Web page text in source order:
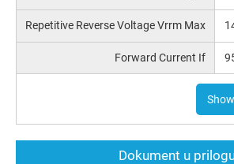
Repetitive Reverse Voltage Vrrm Max
Forward Current If
Dokument u